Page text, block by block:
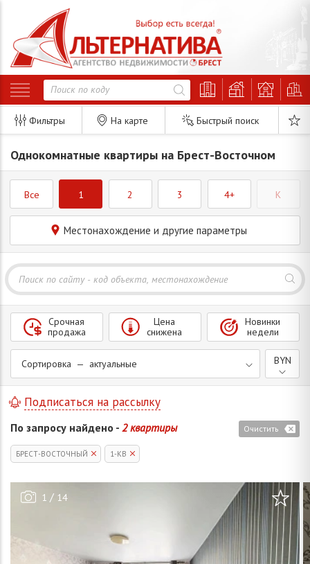
Фильтры На карте Быстрый поиск
Однокомнатные квартиры на Брест-Восточном
Все 1 2 3 4+ K
Местонахождение и другие параметры
Сортировка — актуальные
Срочная
продажа
Цена
снижена
Новинки
недели
BYN
По запросу найдено - 2 квартиры Очистить
Подписаться на рассылку
БРЕСТ-ВОСТОЧНЫЙ 1-КВ
1 / 14